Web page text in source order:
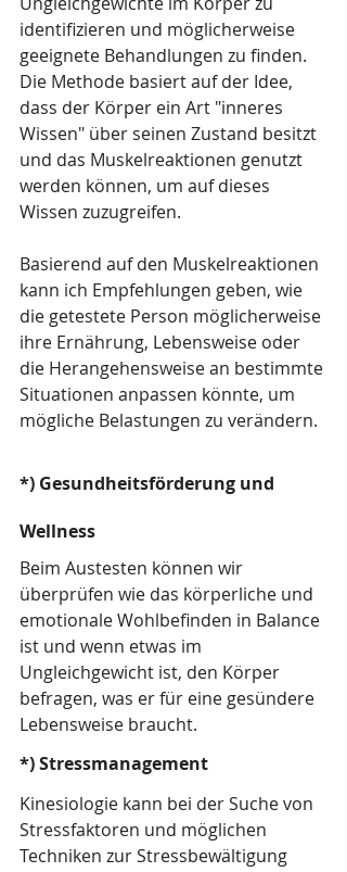
identifizieren und möglicherweise
geeignete Behandlungen zu finden.
Die Methode basiert auf der Idee,
dass der Körper ein Art "inneres
Wissen" über seinen Zustand besitzt
und das Muskelreaktionen genutzt
werden können, um auf dieses
Wissen zuzugreifen.
Basierend auf den Muskelreaktionen
kann ich Empfehlungen geben, wie
die getestete Person möglicherweise
ihre Ernährung, Lebensweise oder
die Herangehensweise an bestimmte
Situationen anpassen könnte, um
mögliche Belastungen zu verändern.
*) Gesundheitsförderung und
Wellness
Beim Austesten können wir
überprüfen wie das körperliche und
emotionale Wohlbefinden in Balance
ist und wenn etwas im
Ungleichgewicht ist, den Körper
befragen, was er für eine gesündere
Lebensweise braucht.
*) Stressmanagement
Kinesiologie kann bei der Suche von
Stressfaktoren und möglichen
Techniken zur Stressbewältigung